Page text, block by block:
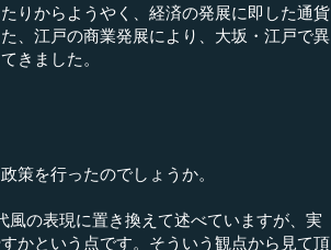
りからようやく、経済の発展に即した通貨
、江戸の商業発展により、大坂・江戸で異
きました。
策を行ったのでしょうか。
の表現に置き換えて述べていますが、実
かという点です。そういう観点から見て頂